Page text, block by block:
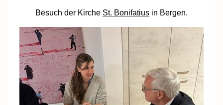
Besuch der Kirche St. Bonifatius in Bergen.